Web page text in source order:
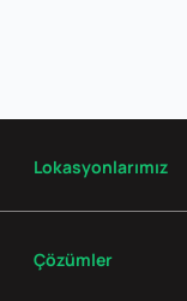
Lokasyonlarımız
Çözümler